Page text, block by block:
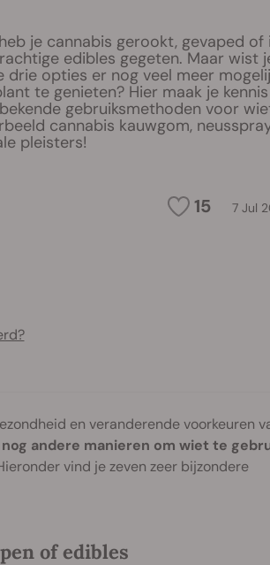
je cannabis gerookt, gevaped of
edibles gegeten. Maar wist
drie opties er nog veel meer
te genieten? Hier maak je kennis
gebruiksmethoden voor
cannabis kauwgom,
pleisters!
15 7 Jul
en veranderende voorkeuren
andere manieren om wiet te
vind je zeven zeer bijzondere
of edibles